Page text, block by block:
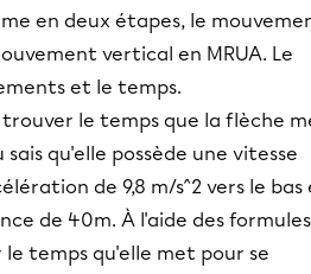
en deux étapes, le
vertical en MRUA. Le
et le temps.
le temps que la flèche
qu'elle possède une vitesse
de 9,8 m/s^2 vers le bas
de 40m. À l'aide des formules
temps qu'elle met pour se